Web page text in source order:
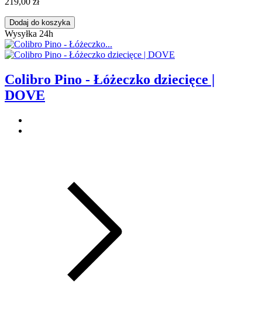
Dodaj do koszyka
Wysyłka 24h
Colibro Pino - Łóżeczko dziecięce |
DOVE